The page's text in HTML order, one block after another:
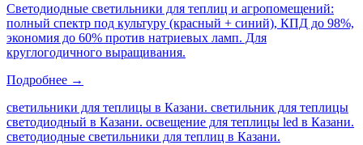
Светодиодные светильники для теплиц и агропомещений:
полный спектр под культуру (красный + синий), КПД до 98%,
экономия до 60% против натриевых ламп. Для
круглогодичного выращивания.
Подробнее →
светильники для теплицы в Казани. светильник для теплицы
светодиодный в Казани. освещение для теплицы led в Казани.
светодиодные светильники для теплиц в Казани.